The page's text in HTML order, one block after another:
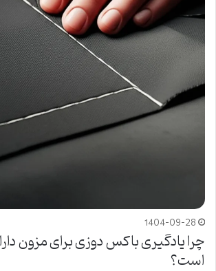
1404-09-28
چرا یادگیری باکس دوزی برای مزون
است؟